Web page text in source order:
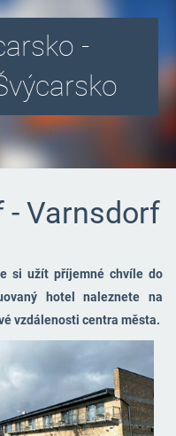
-
- Varnsdorf
si užít příjemné chvíle do
hotel naleznete na
vzdálenosti centra města.